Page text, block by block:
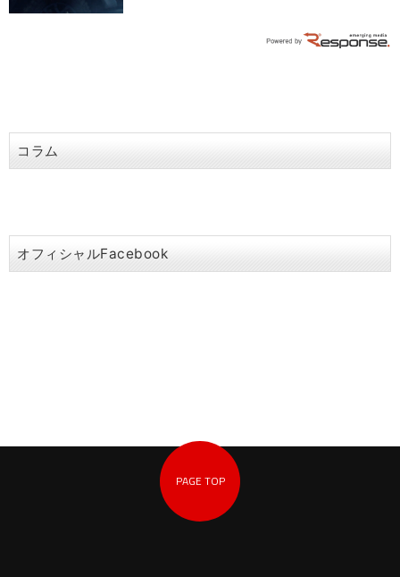
コラム
オフィシャルFacebook
PAGE TOP